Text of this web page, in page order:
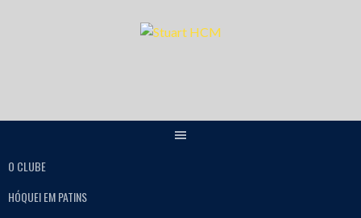
O CLUBE
HÓQUEI EM PATINS